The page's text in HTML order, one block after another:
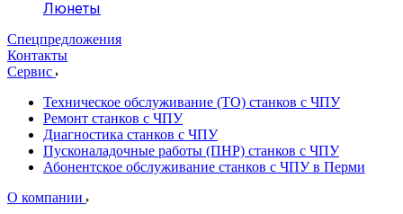
Люнеты
Спецпредложения
Контакты
Сервис
Техническое обслуживание (ТО) станков с ЧПУ
Ремонт станков с ЧПУ
Диагностика станков с ЧПУ
Пусконаладочные работы (ПНР) станков с ЧПУ
Абонентское обслуживание станков с ЧПУ в Перми
О компании